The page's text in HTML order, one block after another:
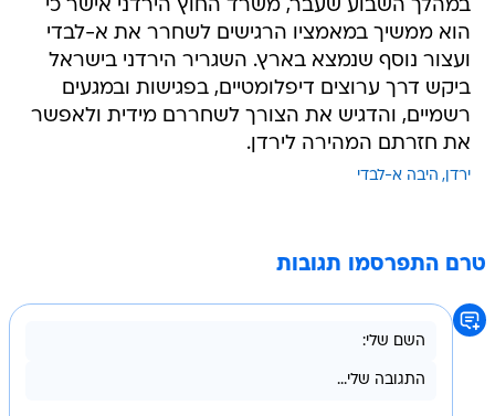
במהלך השבוע שעבר, משרד החוץ הירדני אישר כי
הוא ממשיך במאמציו הרגישים לשחרר את א-לבדי
ועצור נוסף שנמצא בארץ. השגריר הירדני בישראל
ביקש דרך ערוצים דיפלומטיים, בפגישות ובמגעים
רשמיים, והדגיש את הצורך לשחררם מידית ולאפשר
את חזרתם המהירה לירדן.
ירדן היבה א-לבדי
טרם התפרסמו תגובות